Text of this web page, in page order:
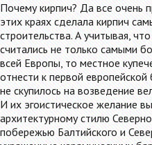
Почему кирпич? Да все очень
этих краях сделала кирпич
строительства. А учитывая,
считались не только самыми
всей Европы, то местное
отнести к первой
не скупилось на возведение
И их эгоистическое желание
архитектурному стилю
побережью Балтийского и